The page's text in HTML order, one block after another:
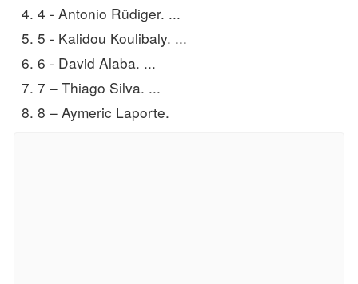
4 - Antonio Rüdiger. ...
5 - Kalidou Koulibaly. ...
6 - David Alaba. ...
7 – Thiago Silva. ...
8 – Aymeric Laporte.